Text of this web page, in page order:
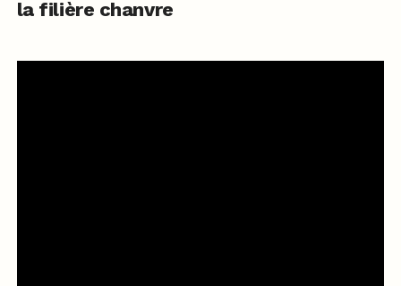
la filière chanvre